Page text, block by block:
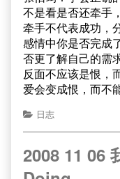
不是看是否还牵手
牵手不代表成功，
感情中你是否完成
否更了解自己的需
反面不应该是恨，
爱会变成恨，而不
日志
2008 11 06